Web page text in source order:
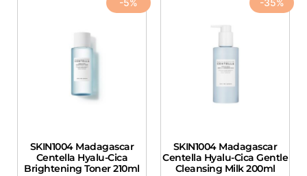
-5%
SKIN1004 Madagascar
Centella Hyalu-Cica
Brightening Toner 210ml
-35%
SKIN1004 Madagascar
Centella Hyalu-Cica Gentle
Cleansing Milk 200ml